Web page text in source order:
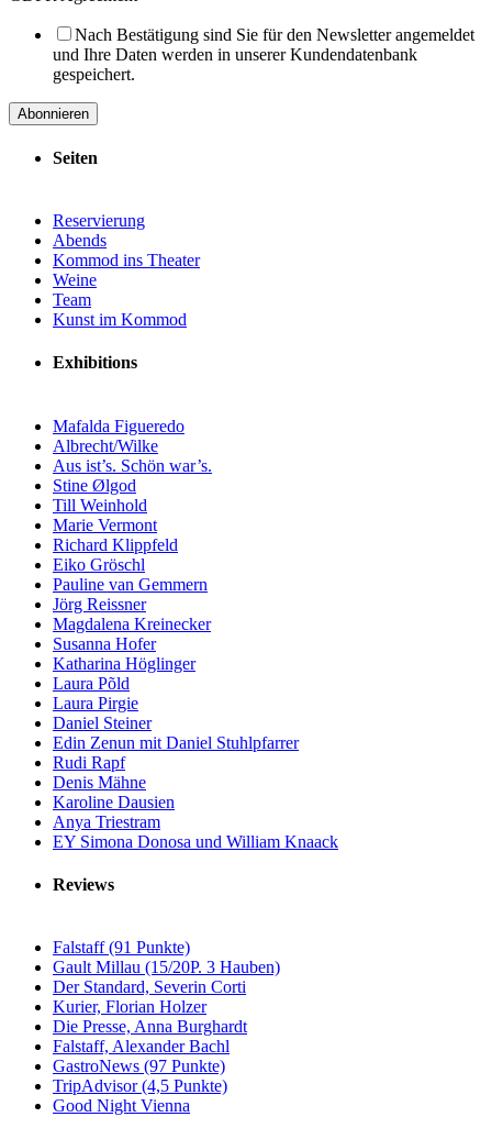
Nach Bestätigung sind Sie für den Newsletter angemeldet
und Ihre Daten werden in unserer Kundendatenbank
gespeichert.
Abonnieren
Seiten
Reservierung
Abends
Kommod ins Theater
Weine
Team
Kunst im Kommod
Exhibitions
Mafalda Figueredo
Albrecht/Wilke
Aus ist’s. Schön war’s.
Stine Ølgod
Till Weinhold
Marie Vermont
Richard Klippfeld
Eiko Gröschl
Pauline van Gemmern
Jörg Reissner
Magdalena Kreinecker
Susanna Hofer
Katharina Höglinger
Laura Põld
Laura Pirgie
Daniel Steiner
Edin Zenun mit Daniel Stuhlpfarrer
Rudi Rapf
Denis Mähne
Karoline Dausien
Anya Triestram
EY Simona Donosa und William Knaack
Reviews
Falstaff (91 Punkte)
Gault Millau (15/20P. 3 Hauben)
Der Standard, Severin Corti
Kurier, Florian Holzer
Die Presse, Anna Burghardt
Falstaff, Alexander Bachl
GastroNews (97 Punkte)
TripAdvisor (4,5 Punkte)
Good Night Vienna